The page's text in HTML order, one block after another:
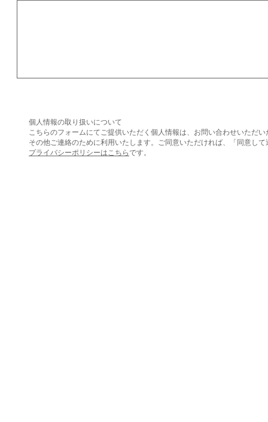
個人情報の取り扱いについて
こちらのフォームにてご提供いただく個人情報は、お問い合わせいただ
その他ご連絡のために利用いたします。ご同意いただければ、「同意し
プライバシーポリシーはこちらです。